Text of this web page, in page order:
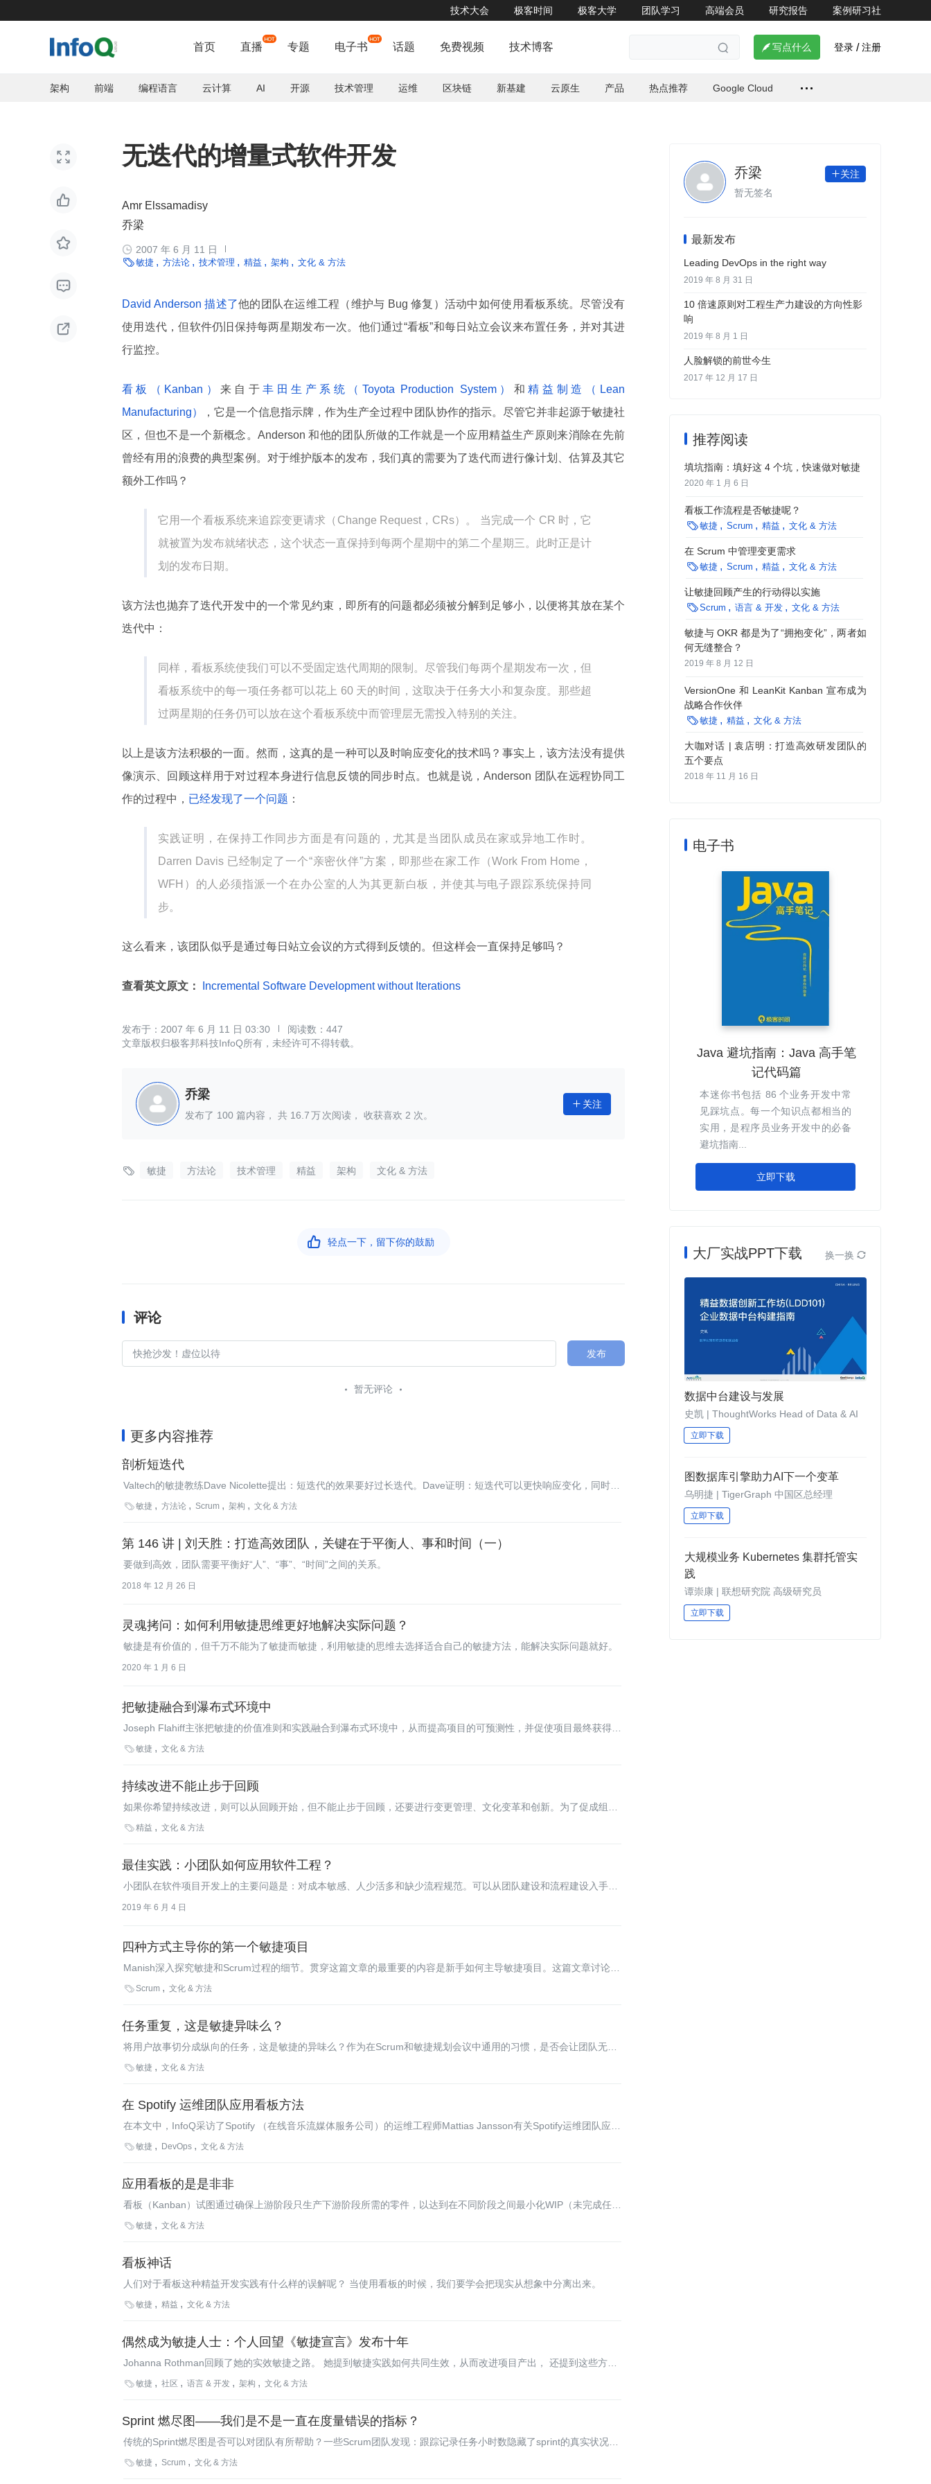
技术大会 极客时间 极客大学 团队学习 高端会员 研究报告 案例研习社
首页 直播 专题 电子书 话题 免费视频 技术博客   写点什么 登录 / 注册
架构 前端 编程语言 云计算 AI 开源 技术管理 运维 区块链 新基建 云原生 产品 热点推荐 Google Cloud





无迭代的增量式软件开发
Amr Elssamadisy
乔梁
 2007 年 6 月 11 日
敏捷 方法论 技术管理 精益 架构 文化 & 方法
David Anderson 描述了他的团队在运维工程（维护与 Bug 修复）活动中如何使用看板系统。尽管没有
使用迭代，但软件仍旧保持每两星期发布一次。他们通过“看板”和每日站立会议来布置任务，并对其进
行监控。
看板（Kanban） 来自于 丰田生产系统（Toyota Production System） 和 精益制造（Lean
Manufacturing）
，它是一个信息指示牌，作为生产全过程中团队协作的指示。尽管它并非起源于敏捷社
区，但也不是一个新概念。Anderson 和他的团队所做的工作就是一个应用精益生产原则来消除在先前
曾经有用的浪费的典型案例。对于维护版本的发布，我们真的需要为了迭代而进行像计划、估算及其它
额外工作吗？
它用一个看板系统来追踪变更请求（Change Request，CRs）。 当完成一个 CR 时，它
就被置为发布就绪状态，这个状态一直保持到每两个星期中的第二个星期三。此时正是计
划的发布日期。
该方法也抛弃了迭代开发中的一个常见约束，即所有的问题都必须被分解到足够小，以便将其放在某个
迭代中：
同样，看板系统使我们可以不受固定迭代周期的限制。尽管我们每两个星期发布一次，但
看板系统中的每一项任务都可以花上 60 天的时间，这取决于任务大小和复杂度。那些超
过两星期的任务仍可以放在这个看板系统中而管理层无需投入特别的关注。
以上是该方法积极的一面。然而，这真的是一种可以及时响应变化的技术吗？事实上，该方法没有提供
像演示、回顾这样用于对过程本身进行信息反馈的同步时点。也就是说，Anderson 团队在远程协同工
作的过程中， 已经发现了一个问题 ：
实践证明，在保持工作同步方面是有问题的，尤其是当团队成员在家或异地工作时。
Darren Davis 已经制定了一个“亲密伙伴”方案，即那些在家工作（Work From Home，
WFH）的人必须指派一个在办公室的人为其更新白板，并使其与电子跟踪系统保持同
步。
这么看来，该团队似乎是通过每日站立会议的方式得到反馈的。但这样会一直保持足够吗？
查看英文原文： Incremental Software Development without Iterations
2007 年 6 月 11 日 03:30
447
文章版权归极客邦科技InfoQ所有，未经许可不得转载。
乔梁
发布了 100 篇内容， 共 16.7 次阅读， 收获喜欢 2 次。
 关注
 敏捷 方法论 技术管理 精益 架构 文化 & 方法
 轻点一下，留下你的鼓励
评论
发布
暂无评论
更多内容推荐
剖析短迭代
Valtech的敏捷教练Dave Nicolette提出：短迭代的效果要好过长迭代。Dave证明：短迭代可以更快响应变化，同时提
供更多发现和解决问题的机会。此外，Dave还说明了诸如短迭代可能使人筋疲力尽以及其他一些问题。
敏捷 方法论 Scrum 架构 文化 & 方法
第 146 讲 | 刘天胜：打造高效团队，关键在于平衡人、事和时间（一）
要做到高效，团队需要平衡好“人”、“事”、“时间”之间的关系。
2018 年 12 月 26 日
灵魂拷问：如何利用敏捷思维更好地解决实际问题？
敏捷是有价值的，但千万不能为了敏捷而敏捷，利用敏捷的思维去选择适合自己的敏捷方法，能解决实际问题就好。
2020 年 1 月 6 日
把敏捷融合到瀑布式环境中
Joseph Flahiff主张把敏捷的价值准则和实践融合到瀑布式环境中，从而提高项目的可预测性，并促使项目最终获得成
功。他指出,项目经理必须理解三条关键原则，那样才能充分发挥敏捷的力量，改善项目交付成果。
敏捷 文化 & 方法
持续改进不能止步于回顾
如果你希望持续改进，则可以从回顾开始，但不能止步于回顾，还要进行变更管理、文化变革和创新。为了促成组织
变革，最重要的事情是培养新的习惯及变革文化。
精益 文化 & 方法
最佳实践：小团队如何应用软件工程？
小团队在软件项目开发上的主要问题是：对成本敏感、人少活多和缺少流程规范。可以从团队建设和流程建设入手，
2019 年 6 月 4 日
四种方式主导你的第一个敏捷项目
Manish深入探究敏捷和Scrum过程的细节。贯穿这篇文章的最重要的内容是新手如何主导敏捷项目。这篇文章讨论了
站会的重要性、找出团队的优势和劣势、最大限度地利用你的团队以及如何避免微管理。
Scrum 文化 & 方法
任务重复，这是敏捷异味么？
将用户故事切分成纵向的任务，这是敏捷的异味么？作为在Scrum和敏捷规划会议中通用的习惯，是否会让团队无法
将注意力放在客户价值之上？存在哪些建议的替代做法？
敏捷 文化 & 方法
在 Spotify 运维团队应用看板方法
在本文中，InfoQ采访了Spotify （在线音乐流媒体服务公司）的运维工程师Mattias Jansson有关Spotify运维团队应用
看板方法的经验。Jasson详细讲述了为何选择看板方法和Spotify的运维团队在尝试使用以看板方法为基础的方法应对
敏捷 DevOps 文化 & 方法
应用看板的是是非非
看板（Kanban）试图通过确保上游阶段只生产下游阶段所需的零件，以达到在不同阶段之间最小化WIP（未完成任
务），或者存货清单的目的。最近以来，精益和看板变得越发流行。越来越多的公司开始创建看板，以限制WIP和终
敏捷 文化 & 方法
看板神话
人们对于看板这种精益开发实践有什么样的误解呢？ 当使用看板的时候，我们要学会把现实从想象中分离出来。
敏捷 精益 文化 & 方法
偶然成为敏捷人士：个人回望《敏捷宣言》发布十年
Johanna Rothman回顾了她的实效敏捷之路。 她提到敏捷实践如何共同生效，从而改进项目产出， 还提到这些方法
并不仅限于软件开发领域。 她呼吁团队们拥抱敏捷带来的透明度，而不再是仅仅讨论转向敏捷， 并开始正确实施敏
敏捷 社区 语言 & 开发 架构 文化 & 方法
Sprint 燃尽图——我们是不是一直在度量错误的指标？
传统的Sprint燃尽图是否可以对团队有所帮助？一些Scrum团队发现：跟踪记录任务小时数隐藏了sprint的真实状况，
他们更喜欢其他工具。
敏捷 Scrum 文化 & 方法
乔梁 关注
暂无签名
最新发布
Leading DevOps in the right way
2019 年 8 月 31 日
10 倍速原则对工程生产力建设的方向性影
响
2019 年 8 月 1 日
人脸解锁的前世今生
2017 年 12 月 17 日
推荐阅读
填坑指南：填好这 4 个坑，快速做对敏捷
2020 年 1 月 6 日
看板工作流程是否敏捷呢？
敏捷 Scrum 精益 文化 & 方法
在 Scrum 中管理变更需求
敏捷 Scrum 精益 文化 & 方法
让敏捷回顾产生的行动得以实施
Scrum 语言 & 开发 文化 & 方法
敏捷与 OKR 都是为了“拥抱变化”，两者如
何无缝整合？
2019 年 8 月 12 日
VersionOne 和 LeanKit Kanban 宣布成为
战略合作伙伴
敏捷 精益 文化 & 方法
大咖对话 | 袁店明：打造高效研发团队的
五个要点
2018 年 11 月 16 日
电子书
Java 避坑指南：Java 高手笔
记代码篇
本迷你书包括 86 个业务开发中常
见踩坑点。每一个知识点都相当的
实用，是程序员业务开发中的必备
避坑指南...
立即下载
大厂实战PPT下载 换一换 
数据中台建设与发展
史凯 | ThoughtWorks Head of Data & AI
立即下载
图数据库引擎助力AI下一个变革
乌明捷 | TigerGraph 中国区总经理
立即下载
大规模业务 Kubernetes 集群托管实
践
谭崇康 | 联想研究院 高级研究员
立即下载